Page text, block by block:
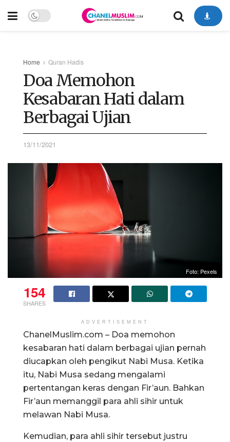
Home Quran Hadis
Doa Memohon
Kesabaran Hati dalam
Berbagai Ujian
13/11/2021
Foto: Pexels
154
SHARES
ADVERTISEMENT
ChanelMuslim.com – Doa memohon
kesabaran hati dalam berbagai ujian pernah
diucapkan oleh pengikut Nabi Musa. Ketika
itu, Nabi Musa sedang mengalami
pertentangan keras dengan Fir’aun. Bahkan
Fir’aun memanggil para ahli sihir untuk
melawan Nabi Musa.
Kemudian, para ahli sihir tersebut justru